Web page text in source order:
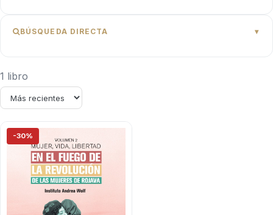
BÚSQUEDA DIRECTA
1 libro
-30%